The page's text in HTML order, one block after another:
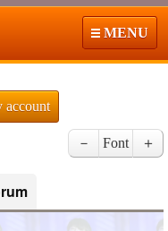
MENU
account
－ Font ＋